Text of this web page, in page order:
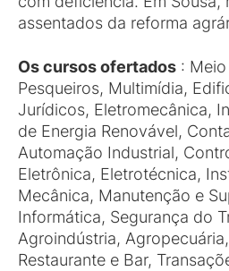
assentados da reforma
Os cursos ofertados :
Pesqueiros, Multimídia,
Jurídicos, Eletromecânica,
de Energia Renovável,
Automação Industrial,
Eletrônica, Eletrotécnica,
Mecânica, Manutenção e
Informática, Segurança do
Agroindústria,
Restaurante e Bar,